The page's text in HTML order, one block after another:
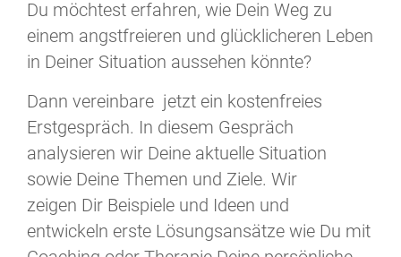
Du möchtest erfahren, wie Dein Weg zu
einem angstfreieren und glücklicheren Leben
in Deiner Situation aussehen könnte?
Dann vereinbare jetzt ein kostenfreies
Erstgespräch. In diesem Gespräch
analysieren wir Deine aktuelle Situation
sowie Deine Themen und Ziele. Wir
zeigen Dir Beispiele und Ideen und
entwickeln erste Lösungsansätze wie Du mit